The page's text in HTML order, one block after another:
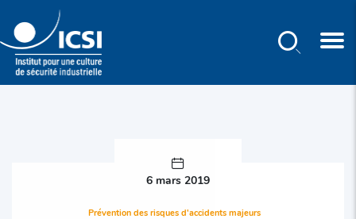
6 mars 2019
Prévention des risques d'accidents majeurs